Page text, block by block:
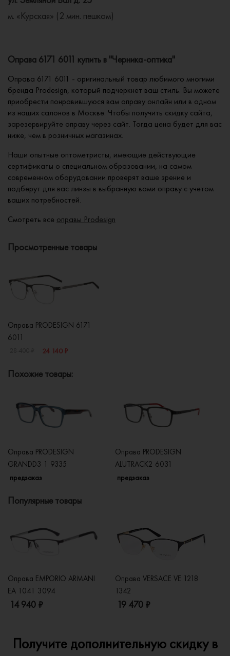
м. «Курская» (2 мин. пешком)
Оправа 6171 6011 купить в "Черника-оптика"
Оправа 6171 6011 - оригинальный товар любимого многими
бренда Prodesign, который подчеркнет ваш стиль. Вы можете
приобрести понравившуюся вам оправу онлайн или в одном
из наших салонов в Москве. Чтобы получить скидку сайта,
зарезервируйте оправу через сайт. Тогда цена будет для вас
ниже, чем в розничных магазинах.
Наши опытные оптометристы, имеющие действующие
сертификаты о специальном образовании, на самом
современном оборудовании проверят ваше зрение и
подберут для вас линзы в выбранную вами оправу с учетом
ваших потребностей.
Смотреть все оправы Prodesign
Просмотренные товары
Оправа PRODESIGN 6171
6011
24 140 ₽
Похожие товары:
Оправа PRODESIGN
GRANDD3 1 9335
предзаказ
Оправа PRODESIGN
ALUTRACK2 6031
предзаказ
Популярные товары
Оправа EMPORIO ARMANI
EA 1041 3094
14 940 ₽
Оправа VERSACE VE 1218
1342
19 470 ₽
Получите дополнительную скидку в